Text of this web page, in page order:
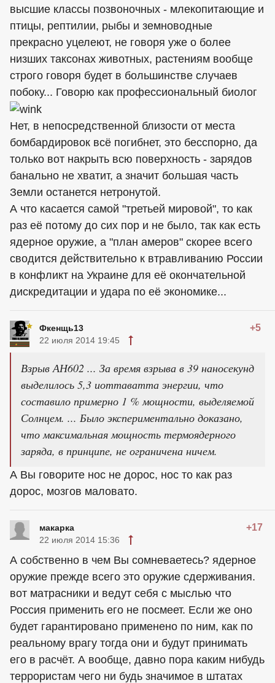
высшие классы позвоночных - млекопитающие и
птицы, рептилии, рыбы и земноводные
прекрасно уцелеют, не говоря уже о более
низших таксонах животных, растениям вообще
строго говоря будет в большинстве случаев
побоку... Говорю как профессиональный биолог
Нет, в непосредственной близости от места
бомбардировок всё погибнет, это бесспорно, да
только вот накрыть всю поверхность - зарядов
банально не хватит, а значит большая часть
Земли останется нетронутой.
А что касается самой "третьей мировой", то как
раз её потому до сих пор и не было, так как есть
ядерное оружие, а "план амеров" скорее всего
сводится действительно к втравливанию России
в конфликт на Украине для её окончательной
дискредитации и удара по её экономике...
Фкенщь13 +5
22 июля 2014 19:45
Взрыв АН602 ... За время взрыва в 39 наносекунд
выделилось 5,3 иоттаватта энергии, что
составило примерно 1 % мощности, выделяемой
Солнцем. ... Было экспериментально доказано,
что максимальная мощность термоядерного
заряда, в принципе, не ограничена ничем.
А Вы говорите нос не дорос, нос то как раз
дорос, мозгов маловато.
макарка +17
22 июля 2014 15:36
А собственно в чем Вы сомневаетесь? ядерное
оружие прежде всего это оружие сдерживания.
вот матрасники и ведут себя с мыслью что
Россия применить его не посмеет. Если же оно
будет гарантировано применено по ним, как по
реальному врагу тогда они и будут принимать
его в расчёт. А вообще, давно пора каким нибудь
террористам чего ни будь значимое в штатах